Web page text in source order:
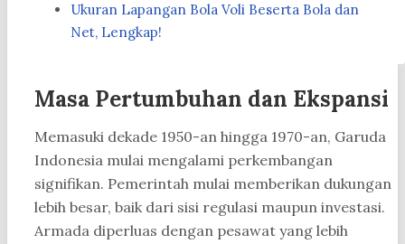
Ukuran Lapangan Bola Voli Beserta Bola dan
Net, Lengkap!
Masa Pertumbuhan dan Ekspansi
Memasuki dekade 1950-an hingga 1970-an, Garuda
Indonesia mulai mengalami perkembangan
signifikan. Pemerintah mulai memberikan dukungan
lebih besar, baik dari sisi regulasi maupun investasi.
Armada diperluas dengan pesawat yang lebih